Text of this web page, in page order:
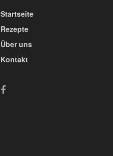
Startseite
Rezepte
Über uns
Kontakt